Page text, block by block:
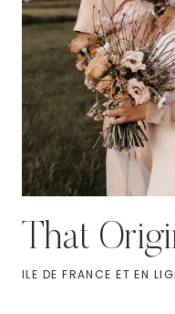
That
ILE DE FRANCE ET EN